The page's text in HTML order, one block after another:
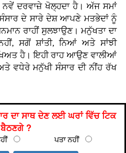
ਦਰਵਾਜ਼ੇ ਖੋਲ੍ਹਦਾ ਹੈ। ਅੱਜ ਸਮਾਂ
ਦੇ ਸਾਰੇ ਦੇਸ਼ ਆਪਣੇ ਮਤਭੇਦਾਂ ਨੂੰ
ਰਾਹੀਂ ਸੁਲਝਾਉਣ। ਮਨੁੱਖਤਾ ਦਾ
ਸਗੋਂ ਸ਼ਾਂਤੀ, ਨਿਆਂ ਅਤੇ ਸਾਂਝੀ
ਹੈ। ਇਹੀ ਰਾਹ ਆਉਣ ਵਾਲੀਆਂ
ਵਧੇਰੇ ਮਨੁੱਖੀ ਸੰਸਾਰ ਦੀ ਨੀਂਹ ਰੱਖ
ਦਾ ਸਾਥ ਦੇਣ ਲਈ ਘਰਾਂ ਵਿੱਚ ਟਿਕ
?
ਪਤਾ ਨਹੀਂ